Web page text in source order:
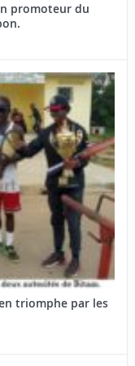
promoteur du
triomphe par les